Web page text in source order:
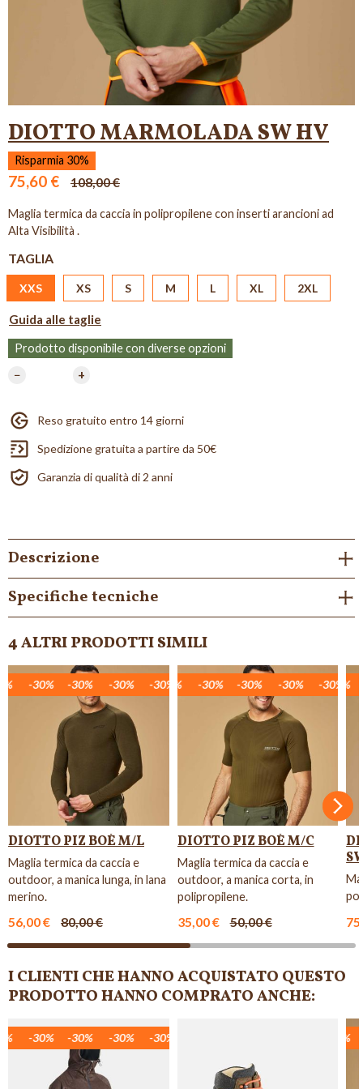
DIOTTO MARMOLADA SW HV
Risparmia 30%
75,60 € 108,00 €
Maglia termica da caccia in polipropilene con inserti arancioni ad
Alta Visibilità .
TAGLIA
XXS XS S M L XL 2XL
Guida alle taglie
Prodotto disponibile con diverse opzioni
−
+
Reso gratuito entro 14 giorni
Spedizione gratuita a partire da 50€
Garanzia di qualità di 2 anni
Descrizione
Specifiche tecniche
4 ALTRI PRODOTTI SIMILI
-30% -30% -30% -30% -30% -30% -30% -30% -
DIOTTO PIZ BOÈ M/L
Maglia termica da caccia e
outdoor, a manica lunga, in lana
merino.
56,00 € 80,00 €
-30% -30% -30% -30% -30% -30% -30% -30%
DIOTTO PIZ BOÈ M/C
Maglia termica da caccia e
outdoor, a manica corta, in
polipropilene.
35,00 € 50,00 €
-30% -30% -30% -30% -30% -30% -30% -30%
-30% -30% -30% -30% -30%
NON DISPONIBILE NON DISPONIBILE NON DISPONIBILE
I CLIENTI CHE HANNO ACQUISTATO QUESTO
PRODOTTO HANNO COMPRATO ANCHE:
-30% -30% -30% -30% -
-30% -30% -30% -30%